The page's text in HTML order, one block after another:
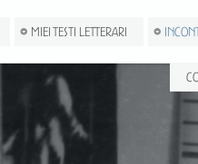
MIEI TESTI LETTERARI